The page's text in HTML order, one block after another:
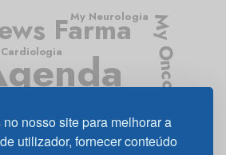
nosso site para melhorar a
utilizador, fornecer conteúdo
Farma
NewsMy Oncologia
Pneumologia
My Neurologia